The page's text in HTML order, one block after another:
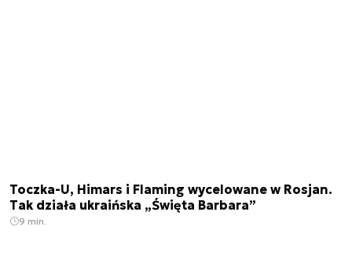
Toczka-U, Himars i Flaming wycelowane w Rosjan.
Tak działa ukraińska „Święta Barbara”
9 min.